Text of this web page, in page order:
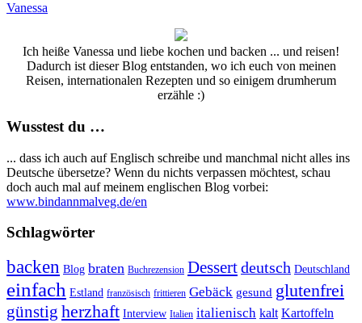
Vanessa
Ich heiße Vanessa und liebe kochen und backen ... und reisen!
Dadurch ist dieser Blog entstanden, wo ich euch von meinen
Reisen, internationalen Rezepten und so einigem drumherum
erzähle :)
Wusstest du …
... dass ich auch auf Englisch schreibe und manchmal nicht alles ins
Deutsche übersetze? Wenn du nichts verpassen möchtest, schau
doch auch mal auf meinem englischen Blog vorbei:
www.bindannmalveg.de/en
Schlagwörter
backen Blog braten Buchrezension Dessertdeutsch Deutschland
einfach Estland französisch frittieren Gebäck gesund glutenfrei
günstig herzhaft Interview Italien italienisch kalt Kartoffeln